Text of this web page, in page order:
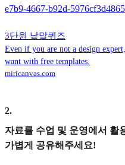
e7b9-4667-b92d-5976cf3d4865
3단원 낱말퀴즈
Even if you are not a design
want with free templates.
miricanvas.com
2.
자료를 수업 및 운영에서 활
가볍게 공유해주세요!